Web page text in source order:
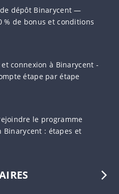
dépôt Binarycent —
% de bonus et conditions
connexion à Binarycent -
étape par étape
le programme
: étapes et